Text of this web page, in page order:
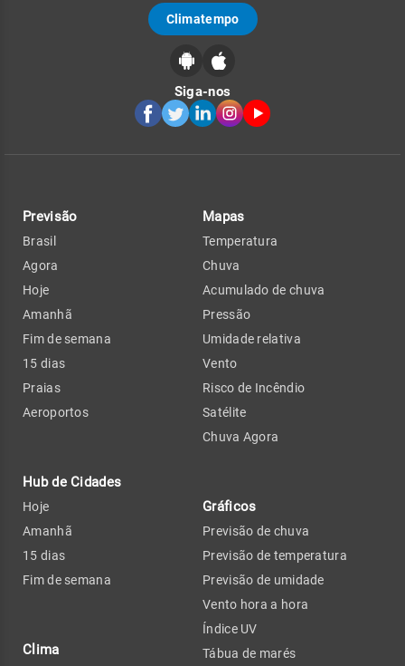
Climatempo
Siga-nos
Previsão
Brasil
Agora
Hoje
Amanhã
Fim de semana
15 dias
Praias
Aeroportos
Hub de Cidades
Hoje
Amanhã
15 dias
Fim de semana
Clima
Mapas
Temperatura
Chuva
Acumulado de chuva
Pressão
Umidade relativa
Vento
Risco de Incêndio
Satélite
Chuva Agora
Gráficos
Previsão de chuva
Previsão de temperatura
Previsão de umidade
Vento hora a hora
Índice UV
Tábua de marés